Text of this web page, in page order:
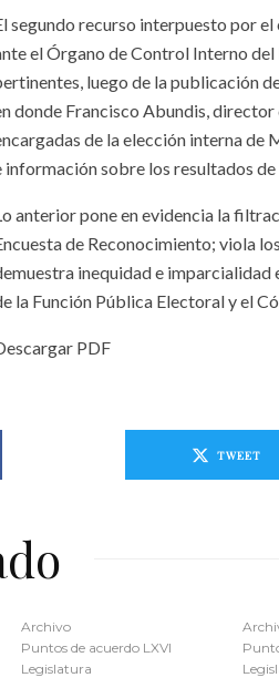
segundo recurso interpuesto por
el Órgano de Control Interno
luego de la publicación
donde Francisco Abundis,
de la elección interna
información sobre los resultados
anterior pone en evidencia la
de Reconocimiento; viola
inequidad e imparcialidad
la Función Pública Electoral y el
PDF
TWEET
Archivo
Puntos de acuerdo LXVI
Legislatura